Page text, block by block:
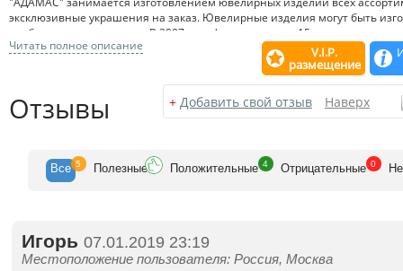
эксклюзивные украшения на заказ. Ювелирные изделия могут быть
пробы различных цветов. В 2007 году фирма продала 15 тонн
Читать полное описание
V.I.P.
размещение
Отзывы + Добавить свой отзыв Наверх
Все 5 Полезные Положительные 4 Отрицательные 0
Игорь 07.01.2019 23:19
Местоположение пользователя: Россия, Москва